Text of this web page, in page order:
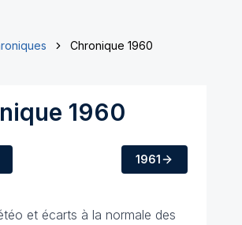
Chronique 1960
1960
1961
et écarts à la normale des